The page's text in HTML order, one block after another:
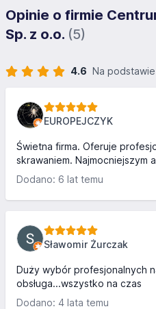
Opinie o firmie
Sp. z o.o. (5)
4.6 Na podstawie
EUROPEJCZYK
Świetna firma. Oferuje
skrawaniem. Najmocniejszym
techniczne wraz z serwisem
Dodano: 6 lat temu
Sławomir Żurczak
Duży wybór profesjonalnych
obsługa...wszystko na czas
Dodano: 4 lata temu